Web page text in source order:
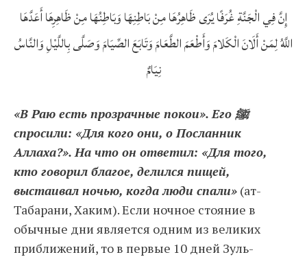
إِنَّ فِي الْجَنَّةِ غُرَفًا يُرَى ظَاهِرُهَا مِنْ بَاطِنِهَا وَبَاطِنُهَا مِنْ ظَاهِرِهَا أَعَدَّهَا
اللَّهُ لِمَنْ أَلَانَ الْكَلامَ وَأَطْعَمَ الطَّعَامَ وَتَابَعَ الصِّيَامَ وَصَلَّى بِاللَّيْلِ وَالنَّاسُ
نِيَامٌ
«В Раю есть прозрачные покои». Его ﷺ
спросили: «Для кого они, о Посланник
Аллаха?». На что он ответил: «Для того,
кто говорил благое, делился пищей,
выстаивал ночью, когда люди спали» (ат-
Табарани, Хаким). Если ночное стояние в
обычные дни является одним из великих
приближений, то в первые 10 дней Зуль-